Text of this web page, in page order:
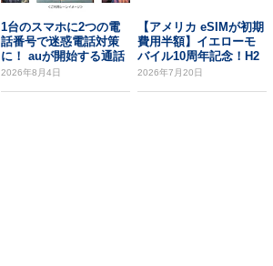
1台のスマホに2つの電
話番号で迷惑電話対策
に！ auが開始する通話
専用「セカンド...
2026年8月4日
【アメリカ eSIMが初期
費用半額】イエローモ
バイル10周年記念！H2
O Wir...
2026年7月20日